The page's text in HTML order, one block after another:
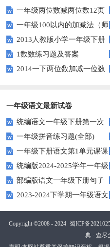
一年级两位数减两位数12页
一年级100以内的加减法（师
版）2013人教版小学一年级下册
第三单元整理与复习（一）练习
题
1数数练习题及答案
2014一下两位数加减一位数
一年级语文最新试卷
统编语文一年级下册第一次
月考测试题7
一年级拼音练习题(全部)
一年级下册语文第1单元课课
练 统编版2024-2025学年一年级
语文上册期末巩固测试卷
部编版语文一年级下册句子
专项训练
2023-2024下学期一年级语文
下册期末测试卷
Copyright ©2008 - 2024 蜀ICP备
典 · 查尽